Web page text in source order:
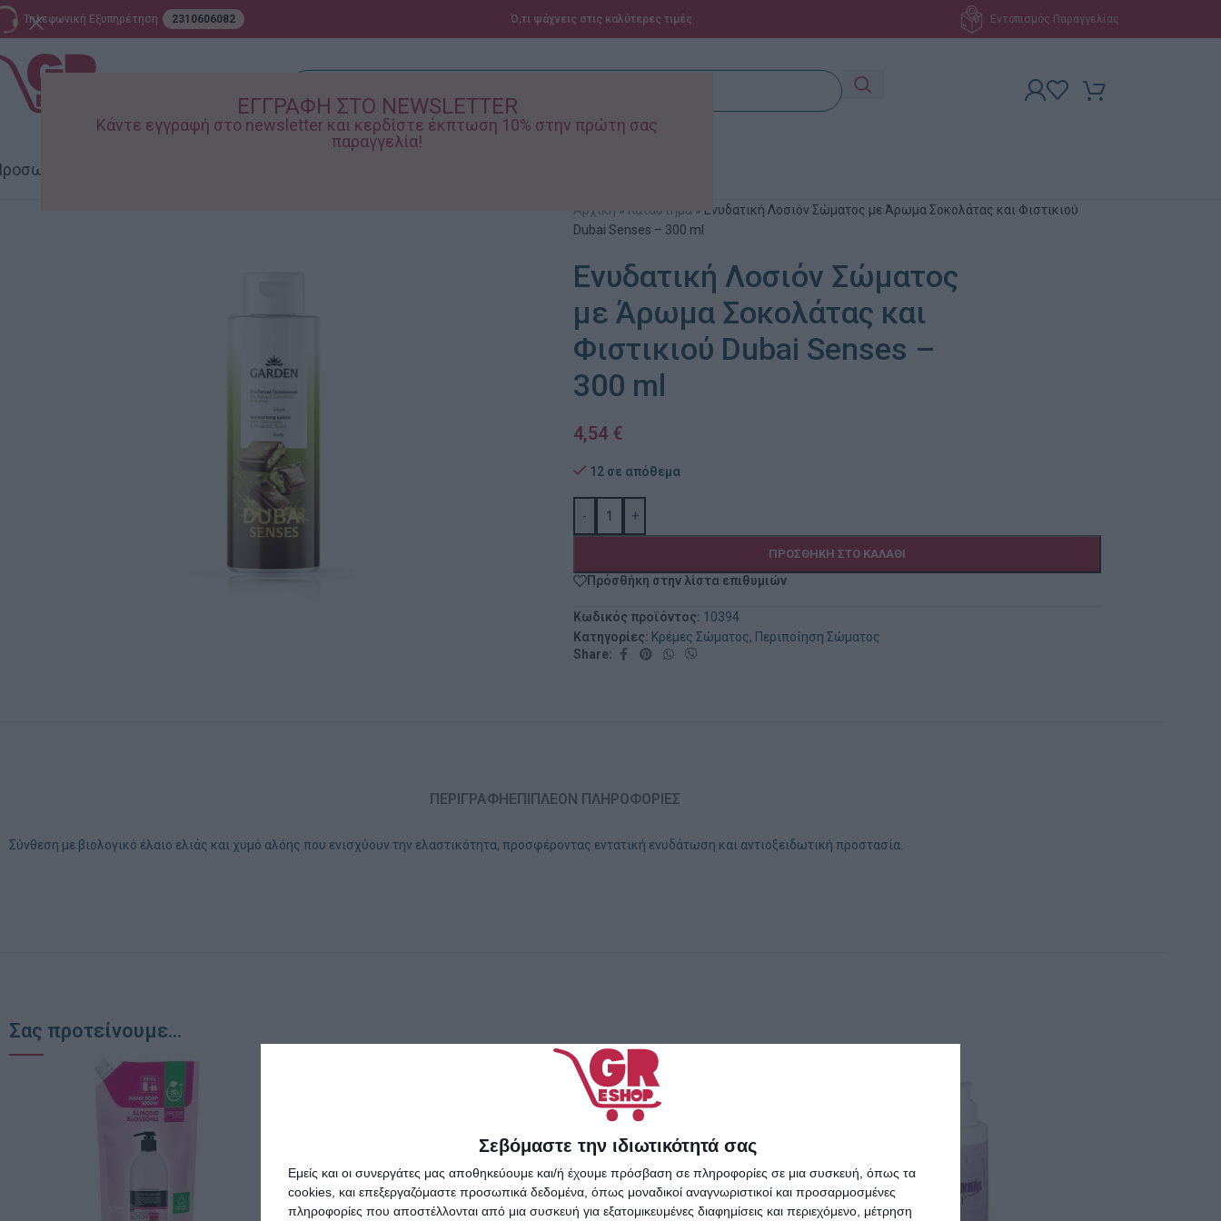
ΕΓΓΡΑΦΗ ΣΤΟ NEWSLETTER
Κάντε εγγραφή στο newsletter και κερδίστε έκπτωση 10% στην πρώτη σας
παραγγελία!
Σεβόμαστε την ιδιωτικότητά σας
Εμείς και οι συνεργάτες μας αποθηκεύουμε και/ή έχουμε πρόσβαση σε πληροφορίες σε μια συσκευή, όπως τα
cookies, και επεξεργαζόμαστε προσωπικά δεδομένα, όπως μοναδικοί αναγνωριστικοί και προσαρμοσμένες
πληροφορίες που αποστέλλονται από μια συσκευή για εξατομικευμένες διαφημίσεις και περιεχόμενο, μέτρηση
Τηλεφωνική Εξυπηρέτηση 2310606082 Ό,τι ψάχνεις στις καλύτερες τιμές Εντοπισμός Παραγγελίας
Φροντίδα
Αρχική » Κατάστημα » Ενυδατική Λοσιόν Σώματος με Άρωμα Σοκολάτας και Φιστικιού
Dubai Senses – 300 ml
Ενυδατική Λοσιόν Σώματος
με Άρωμα Σοκολάτας και
Φιστικιού Dubai Senses –
300 ml
4,54 €
12 σε απόθεμα
- +
ΠΡΟΣΘΉΚΗ ΣΤΟ ΚΑΛΆΘΙ
Πρόσθήκη στην λίστα επιθυμιών
Κωδικός προϊόντος: 10394
Κατηγορίες: Κρέμες Σώματος, Περιποίηση Σώματος
Share:
ΠΕΡΙΓΡΑΦΉ ΕΠΙΠΛΈΟΝ ΠΛΗΡΟΦΟΡΊΕΣ
Σύνθεση με βιολογικό έλαιο ελιάς και χυμό αλόης που ενισχύουν την ελαστικότητα, προσφέροντας εντατική ενυδάτωση και αντιοξειδωτική προστασία.
Σας προτείνουμε...